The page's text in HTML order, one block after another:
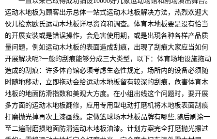
运动木地板为顾客出示总体一站式运动木地板解决方法，热烈欢迎大
伙儿检索欧氏运动木地板详尽资询和调查。体育木地板要是没有恰当
的开展安裝或是错误操作，会危害使用期，或是出現各种各样产品质
量问题，例如运动木地板的表面造成刮痕，出現了刮痕大家应当如何
开展解决呢?一般的刮痕能够分成三大类型，以下：体育场地设施拖动
造成的刮痕：许多体育馆必须考虑生态性规定，场所内的设备必须随
时随地移动，立即拖动会给运动木地板留有较深的刮痕，危害体育木
地板的地面防滑指数和美观大方度。在小组出线这个问题时，要开展
多方面的运动木地板翻修，应用专用型电动打磨机将木地板表面刮痕
打磨抛光掉再次上漆画线。定做篮球场木地板品牌有哪些,随后刷涂一
至二遍耐磨损地面防滑运动木地板油漆。计划方案完全打磨抛光擦过